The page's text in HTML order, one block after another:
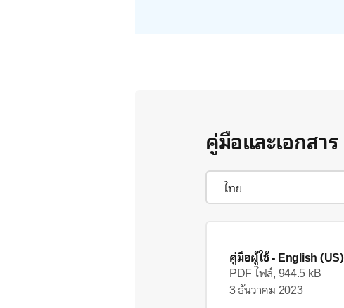
คู่มือและเอกสาร
คู่มือผู้ใช้- English (US)
PDF ไฟล์, 944.5 kB
3 ธันวาคม 2023